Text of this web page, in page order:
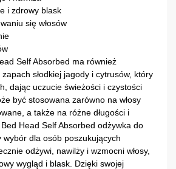
i zdrowy blask
się włosów
Self Absorbed ma również
słodkiej jagody i cytrusów, który
dając uczucie świeżości i czystości
być stosowana zarówno na włosy
a także na różne długości i
Bed Head Self Absorbed odżywka do
wybór dla osób poszukujących
odżywi, nawilży i wzmocni włosy,
wygląd i blask. Dzięki swojej